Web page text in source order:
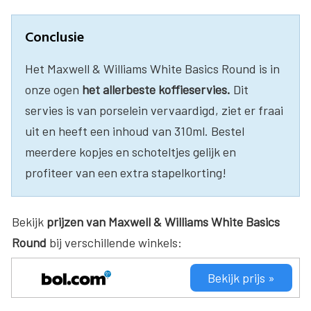
Conclusie
Het Maxwell & Williams White Basics Round is in
onze ogen het allerbeste koffieservies. Dit
servies is van porselein vervaardigd, ziet er fraai
uit en heeft een inhoud van 310ml. Bestel
meerdere kopjes en schoteltjes gelijk en
profiteer van een extra stapelkorting!
Bekijk prijzen van Maxwell & Williams White Basics
Round bij verschillende winkels:
Bekijk prijs »